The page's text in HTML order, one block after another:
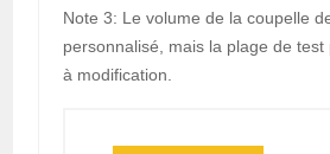
Note 3: Le volume de la coupelle
personnalisé, mais la plage de test
à modification.